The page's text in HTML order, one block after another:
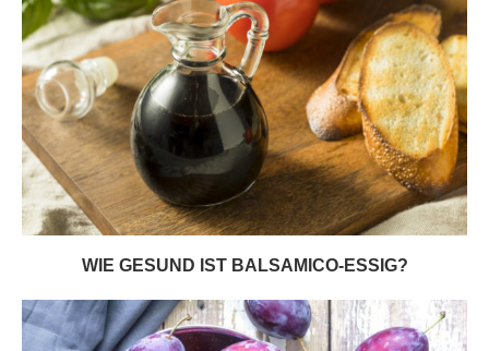
WIE GESUND IST BALSAMICO-ESSIG?